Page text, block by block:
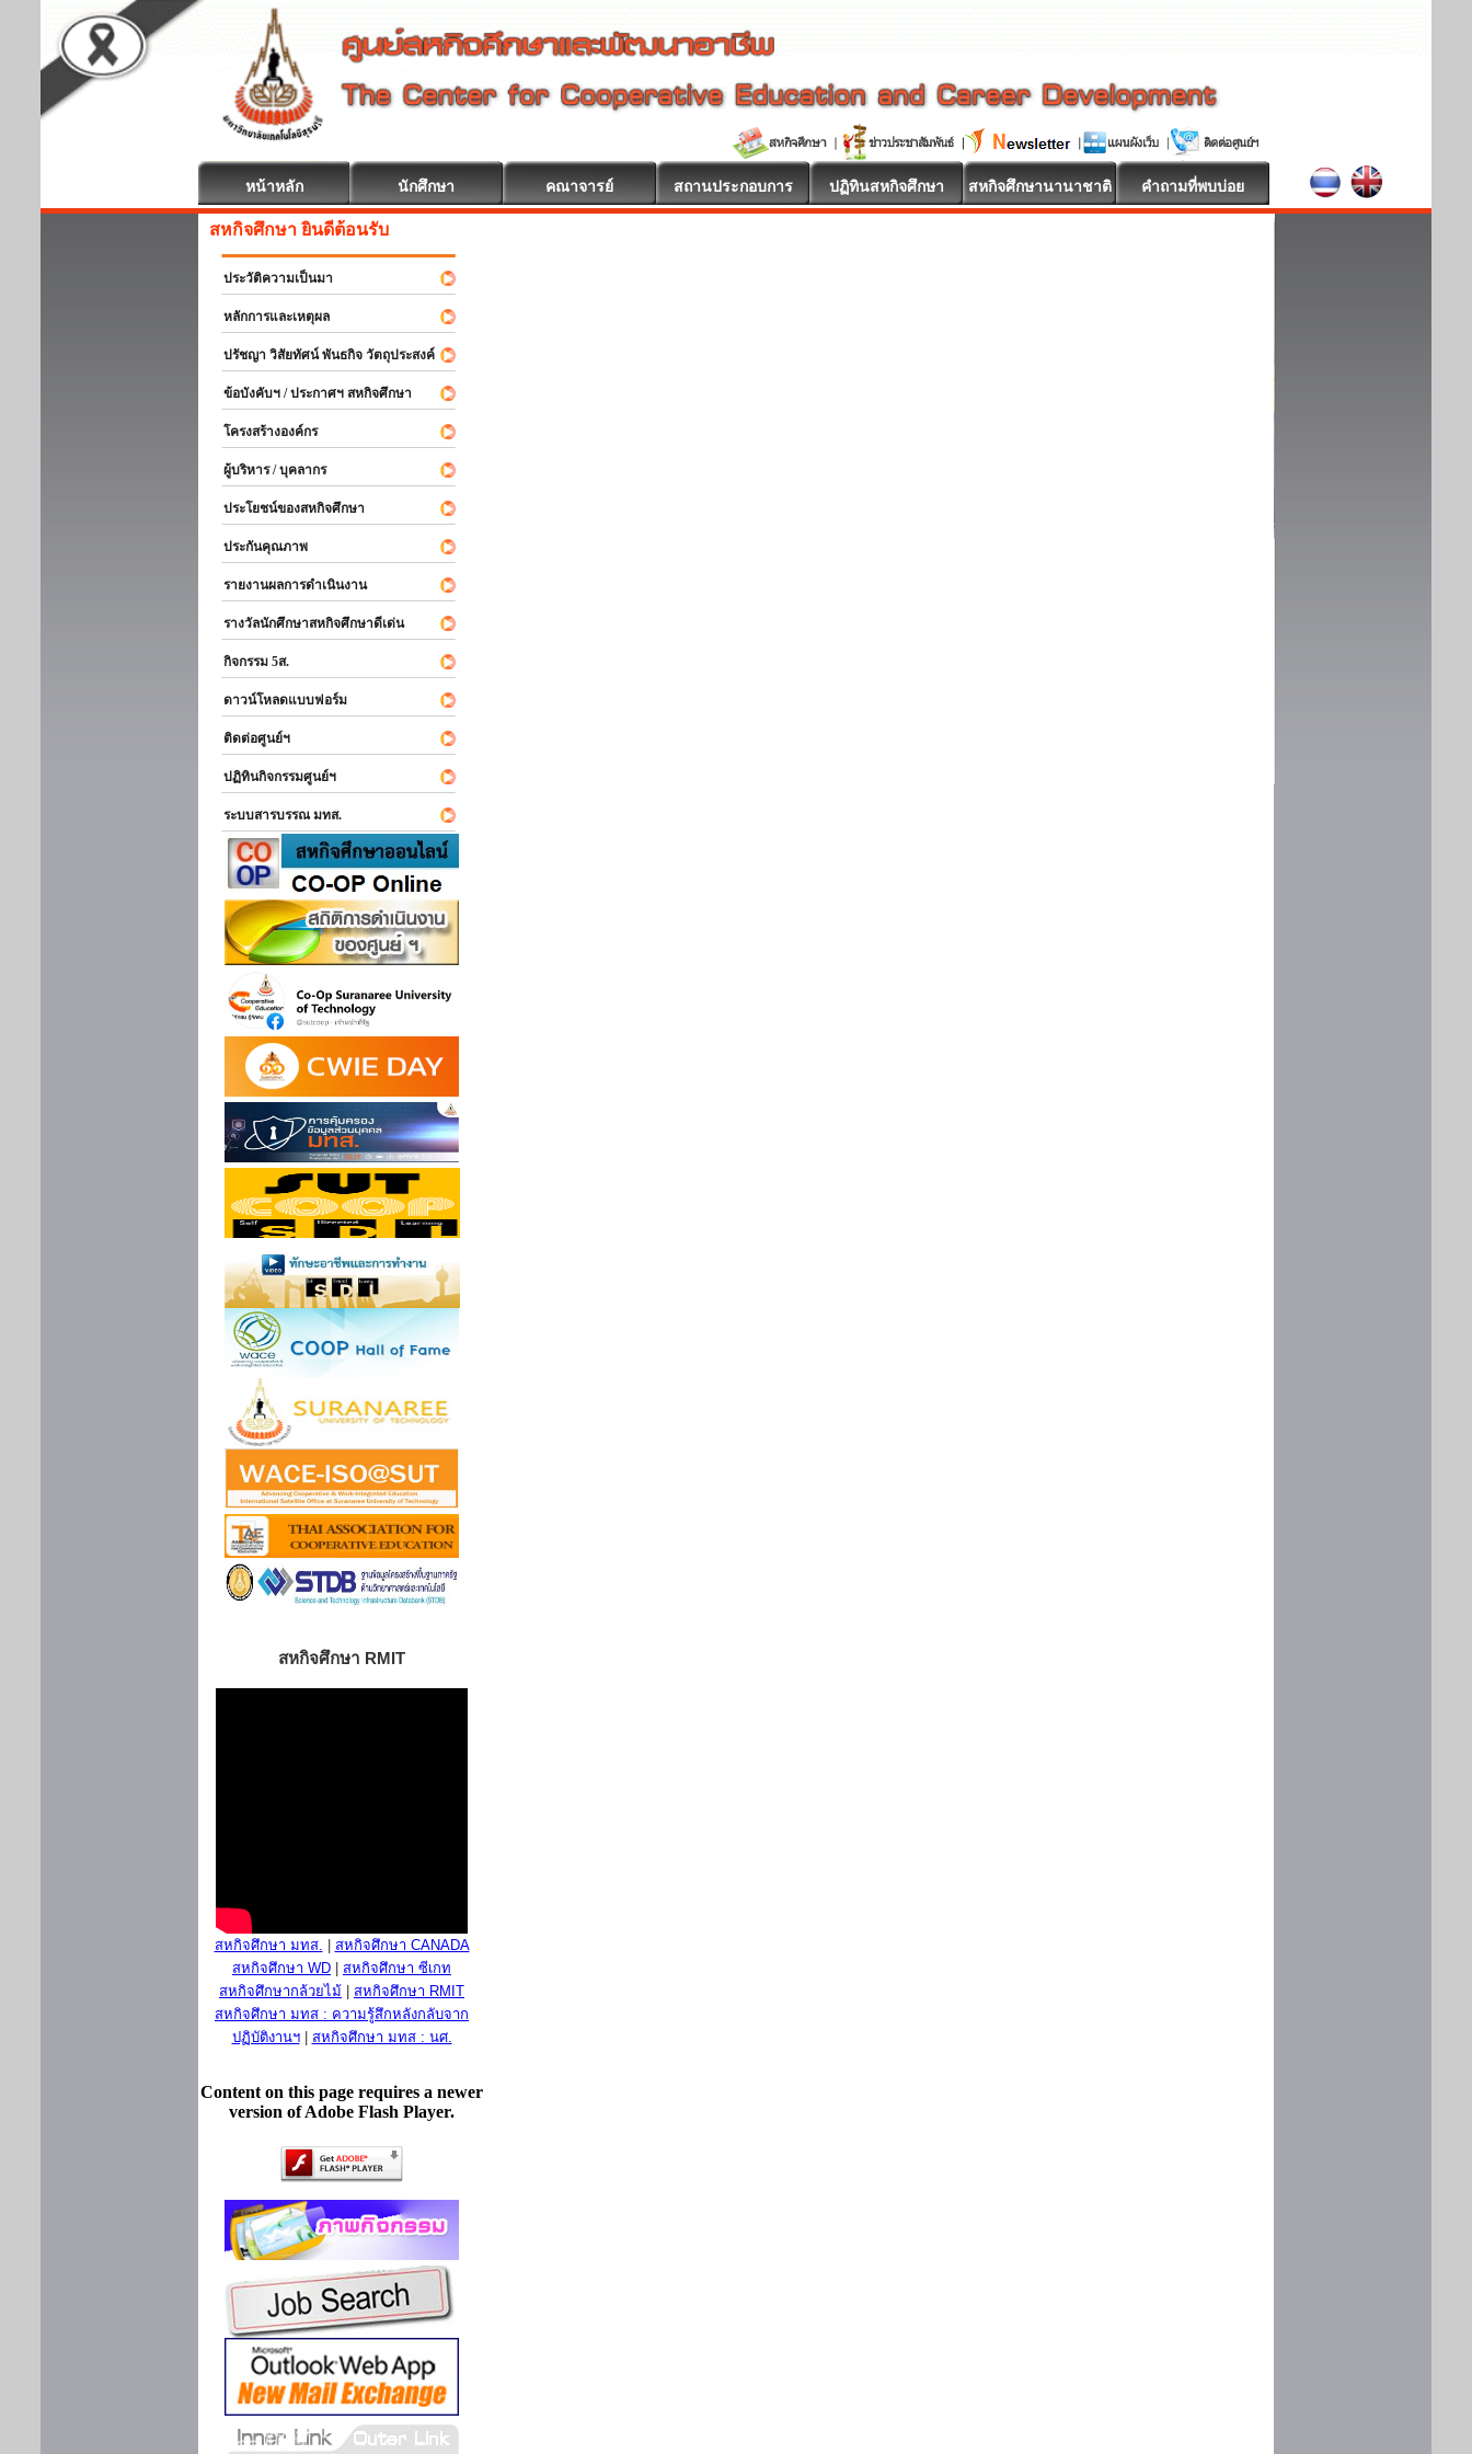
หน้าหลัก นักศึกษา คณาจารย์ สถานประกอบการ ปฏิทินสหกิจศึกษา สหกิจศึกษานานาชาติ คำถามที่พบบ่อย
สหกิจศึกษา ยินดีต้อนรับ
ประวัติความเป็นมา
หลักการและเหตุผล
ปรัชญา วิสัยทัศน์ พันธกิจ วัตถุประสงค์
ข้อบังคับฯ / ประกาศฯ สหกิจศึกษา
โครงสร้างองค์กร
ผู้บริหาร / บุคลากร
ประโยชน์ของสหกิจศึกษา
ประกันคุณภาพ
รายงานผลการดำเนินงาน
รางวัลนักศึกษาสหกิจศึกษาดีเด่น
กิจกรรม 5ส.
ดาวน์โหลดแบบฟอร์ม
ติดต่อศูนย์ฯ
ปฏิทินกิจกรรมศูนย์ฯ
ระบบสารบรรณ มทส.
สหกิจศึกษา RMIT
สหกิจศึกษา มทส.
สหกิจศึกษา CANADA
สหกิจศึกษา WD
สหกิจศึกษา ซีเกท
สหกิจศึกษากล้วยไม้
สหกิจศึกษา RMIT
สหกิจศึกษา มทส : ความรู้สึกหลังกลับจาก
ปฏิบัติงานฯ| สหกิจศึกษา มทส : นศ.
Content on this page requires a newer
version of Adobe Flash Player.